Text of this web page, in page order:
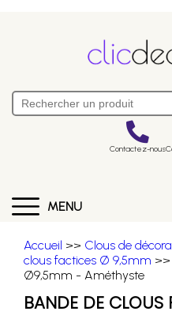
Contactez-nous
MENU
Accueil >> Clous de
clous factices Ø 9,5mm
Ø9,5mm - Améthyste
BANDE DE